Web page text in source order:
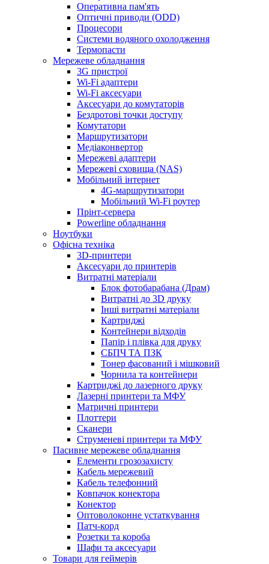
Оперативна пам'ять
Оптичні приводи (ODD)
Процесори
Системи водяного охолодження
Термопасти
Мережеве обладнання
3G пристрої
Wi-Fi адаптери
Wi-Fi аксесуари
Аксесуари до комутаторів
Бездротові точки доступу
Комутатори
Маршрутизатори
Медіаконвертор
Мережеві адаптери
Мережеві сховища (NAS)
Мобільний інтернет
4G-маршрутизатори
Мобільний Wi-Fi роутер
Прінт-сервера
Рowerline обладнання
Ноутбуки
Офісна техніка
3D-принтери
Аксесуари до принтерів
Витратні матеріали
Блок фотобарабана (Драм)
Витратні до 3D друку
Інші витратні матеріали
Картриджі
Контейнери відходів
Папір і плівка для друку
СБПЧ ТА ПЗК
Тонер фасований і мішковий
Чорнила та контейнери
Картриджі до лазерного друку
Лазерні принтери та МФУ
Матричні принтери
Плоттери
Сканери
Струменеві принтери та МФУ
Пасивне мережеве обладнання
Елементи грозозахисту
Кабель мережевий
Кабель телефонний
Ковпачок конектора
Конектор
Оптоволоконне устаткування
Патч-корд
Розетки та короба
Шафи та аксесуари
Товари для геймерів